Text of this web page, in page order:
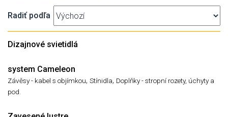
Radiť podľa
Dizajnové svietidlá
system Cameleon
Závěsy - kabel s objímkou, Stínidla, Doplňky - stropní rozety, úchyty a
pod.